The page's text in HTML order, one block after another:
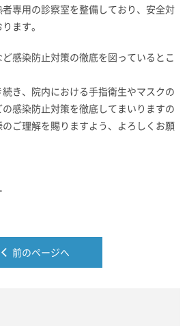
専用の診察室を整備しており、安全対
ます。
感染防止対策の徹底を図っているとこ
き、院内における手指衛生やマスクの
感染防止対策を徹底してまいりますの
ご理解を賜りますよう、よろしくお願
前のページへ